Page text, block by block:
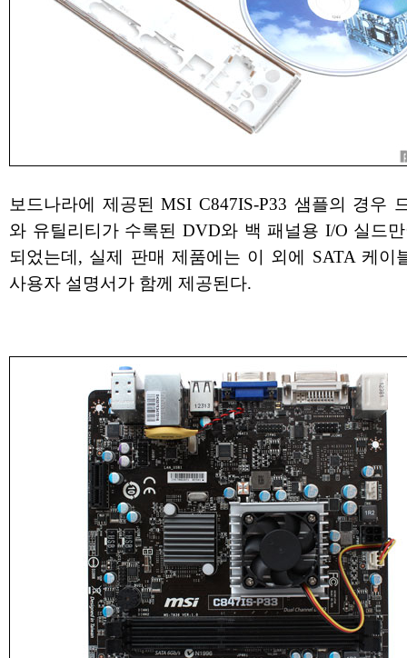
보드나라에 제공된 MSI C847IS-P33 샘플의 경우
와 유틸리티가 수록된 DVD와 백 패널용 I/O 실드
되었는데, 실제 판매 제품에는 이 외에 SATA 케이
사용자 설명서가 함께 제공된다.